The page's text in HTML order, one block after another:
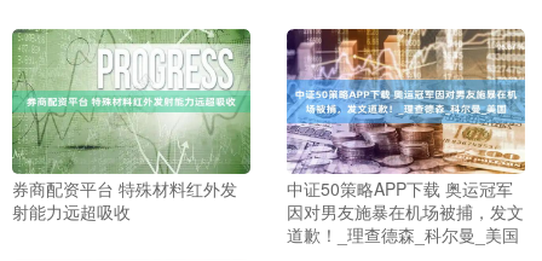
券商配资平台 特殊材料红外发
射能力远超吸收
中证50策略APP下载 奥运冠军
因对男友施暴在机场被捕，发文
道歉！_理查德森_科尔曼_美国